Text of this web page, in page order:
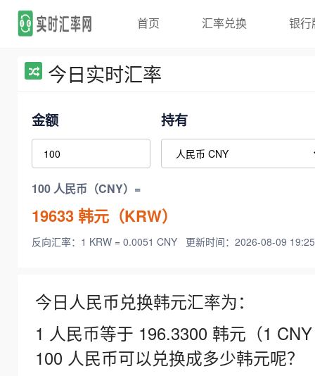
首页 汇率兑换 银行
今日实时汇率
金额 持有
100 人民币（CNY）=
19633韩元（KRW）
反向汇率：1 KRW = 0.0051 CNY 更新时间：2026-08-09
今日人民币兑换韩元汇率为：
1 人民币等于 196.3300 韩元（1
100 人民币可以兑换成多少韩元呢？